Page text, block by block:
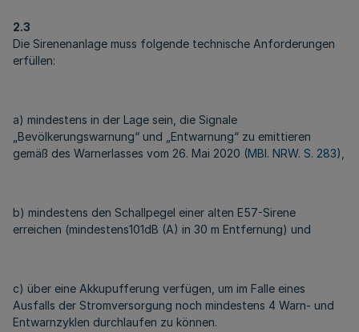
2.3
Die Sirenenanlage muss folgende technische Anforderungen
erfüllen:
a) mindestens in der Lage sein, die Signale
„Bevölkerungswarnung“ und „Entwarnung“ zu emittieren
gemäß des Warnerlasses vom 26. Mai 2020 (MBl. NRW. S. 283),
b) mindestens den Schallpegel einer alten E57-Sirene
erreichen (mindestens101dB (A) in 30 m Entfernung) und
c) über eine Akkupufferung verfügen, um im Falle eines
Ausfalls der Stromversorgung noch mindestens 4 Warn- und
Entwarnzyklen durchlaufen zu können.